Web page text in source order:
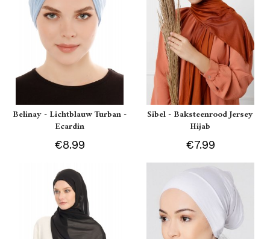
Belinay - Lichtblauw Turban -
Ecardin
€8.99
Sibel - Baksteenrood Jersey
Hijab
€7.99